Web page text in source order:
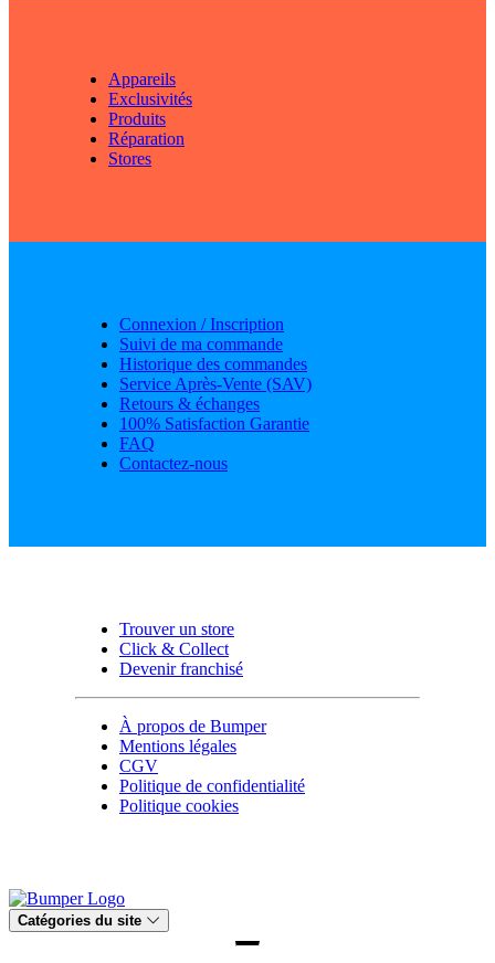
Appareils
Exclusivités
Produits
Réparation
Stores
Connexion / Inscription
Suivi de ma commande
Historique des commandes
Service Après-Vente (SAV)
Retours & échanges
100% Satisfaction Garantie
FAQ
Contactez-nous
Trouver un store
Click & Collect
Devenir franchisé
À propos de Bumper
Mentions légales
CGV
Politique de confidentialité
Politique cookies
Catégories du site